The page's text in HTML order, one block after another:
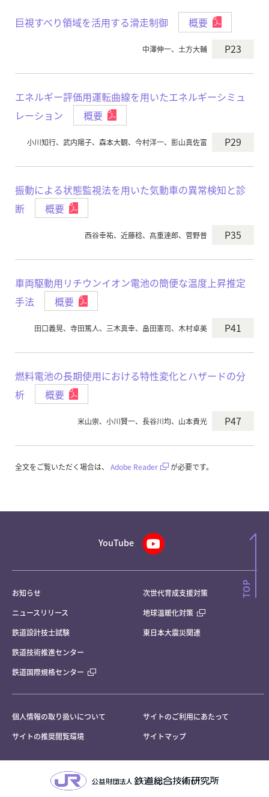
巨視すべり領域を活用する滑走制御 概要
中澤伸一、土方大輔 P23
エネルギー評価用運転曲線を用いたエネルギーシミュ
レーション
概要
小川知行、武内陽子、森本大観、今村洋一、影山真佐富 P29
振動による状態監視法を用いた気動車の異常検知と診
断
概要
西谷幸祐、近藤稔、髙重達郎、菅野普 P35
車両駆動用リチウンイオン電池の簡便な温度上昇推定
手法
概要
田口義晃、寺田篤人、三木真幸、畠田憲司、木村卓美 P41
燃料電池の長期使用における特性変化とハザードの分
析
概要
米山崇、小川賢一、長谷川均、山本貴光 P47
全文をご覧いただく場合は、 Adobe Reader が必要です。
YouTube
お知らせ
ニュースリリース
鉄道設計技士試験
鉄道技術推進センター
鉄道国際規格センター
次世代育成支援対策
地球温暖化対策
東日本大震災関連
個人情報の取り扱いについて
サイトのご利用にあたって
サイトの推奨閲覧環境
サイトマップ